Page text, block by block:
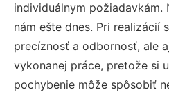
individuálnym požiadavkám.
nám ešte dnes. Pri realizácií
precíznosť a odbornosť, ale
vykonanej práce, pretože si
pochybenie môže spôsobiť